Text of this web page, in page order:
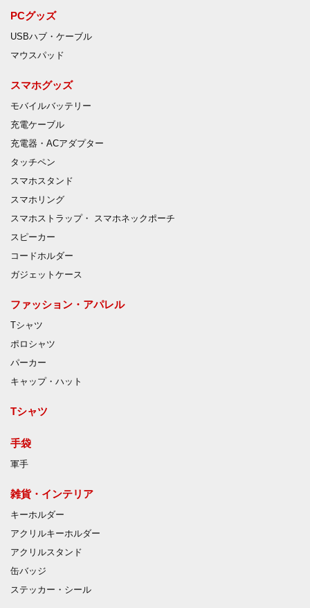
PCグッズ
USBハブ・ケーブル
マウスパッド
スマホグッズ
モバイルバッテリー
充電ケーブル
充電器・ACアダプター
タッチペン
スマホスタンド
スマホリング
スマホストラップ・ スマホネックポーチ
スピーカー
コードホルダー
ガジェットケース
ファッション・アパレル
Tシャツ
ポロシャツ
パーカー
キャップ・ハット
Tシャツ
手袋
軍手
雑貨・インテリア
キーホルダー
アクリルキーホルダー
アクリルスタンド
缶バッジ
ステッカー・シール